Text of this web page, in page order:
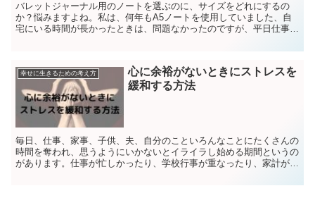
バレットジャーナル用のノートを選ぶのに、サイズをどれにするの
か？悩みますよね。私は、何年もA5ノートを使用していました、自
宅にいる時間が長かったときは、問題なかったのですが、平日仕事に
幸せに生きるための考え方
心に余裕がないときにストレスを
緩和する方法
毎日、仕事、家事、子供、夫、自分のこといろんなことにたくさんの
時間を奪われ、思うようにいかないとイライラし始める期間というの
があります。仕事が忙しかったり、学校行事が重なったり、家計が赤